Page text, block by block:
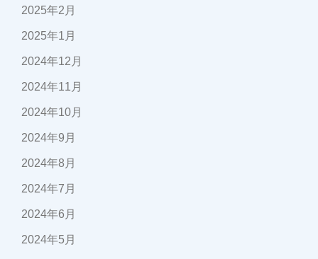
2025年2月
2025年1月
2024年12月
2024年11月
2024年10月
2024年9月
2024年8月
2024年7月
2024年6月
2024年5月